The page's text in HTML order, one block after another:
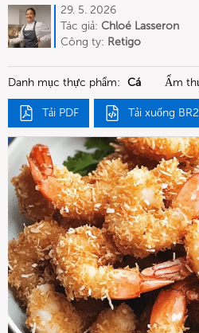
29. 5. 2026
Tác giả: Chloé Lasseron
Công ty: Retigo
Danh mục thực phẩm: Cá Ẩm
Tải PDF Tải xuống BR2